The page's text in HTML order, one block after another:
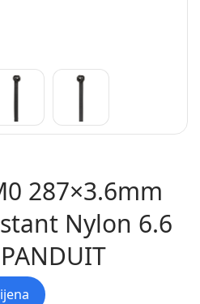
287×3.6mm
Nylon 6.6